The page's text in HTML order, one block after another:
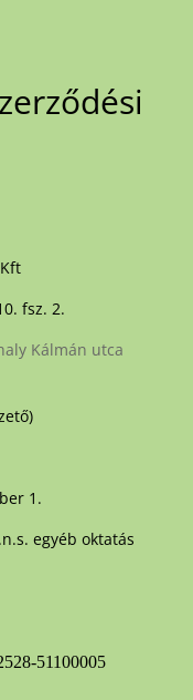
fsz. 2.
Kálmán utca
1.
egyéb oktatás
51100005